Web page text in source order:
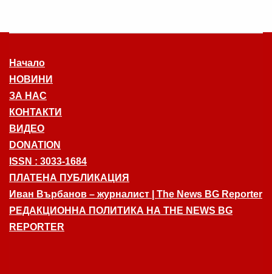
Начало
НОВИНИ
ЗА НАС
КОНТАКТИ
ВИДЕО
DONATION
ISSN : 3033-1684
ПЛАТЕНА ПУБЛИКАЦИЯ
Иван Върбанов – журналист | The News BG Reporter
РЕДАКЦИОННА ПОЛИТИКА НА THE NEWS BG
REPORTER